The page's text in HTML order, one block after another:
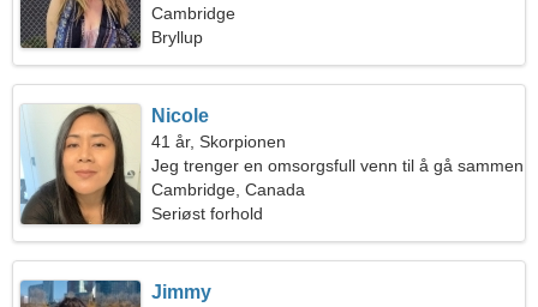
Cambridge
Bryllup
Nicole
41 år, Skorpionen
Jeg trenger en omsorgsfull venn til å gå sammen
Cambridge, Canada
Seriøst forhold
Jimmy